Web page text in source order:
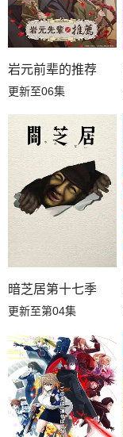
岩元前辈的推荐
更新至06集
暗芝居第十七季
更新至第04集